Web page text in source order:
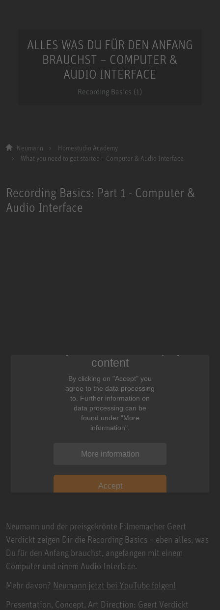
ALLES WAS DU FÜR DEN ANFANG
BRAUCHST – COMPUTER &
AUDIO INTERFACE
Recording Basics (1)
Neumann
Homestudio Academy
What you need to get started – Computer & Audio Interface
Recording Basics: Part 1 - Computer &
Audio Interface
content
By clicking on "Accept" you
agree to the data processing
to. Further information on
data processing can be
found under "More
information".
More information
Accept
Neumann und der preisgekrönte Filmemacher Geert
Verdickt zeigen Dir die Recording Basics – eben alles, was
Du für den Anfang brauchst, angefangen mit einem
Computer und einem Audio Interface.
Mehr davon? Neumann jetzt bei YouTube folgen!
Presentation, Concept, Art Direction: Geert Verdickt